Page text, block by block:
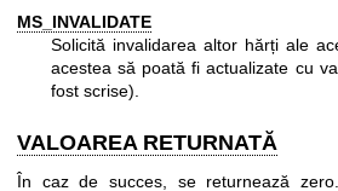
MS_INVALIDATE
Solicită invalidarea altor hărți ale
acestea să poată fi actualizate cu
fost scrise).
VALOAREA RETURNATĂ
În caz de succes, se returnează